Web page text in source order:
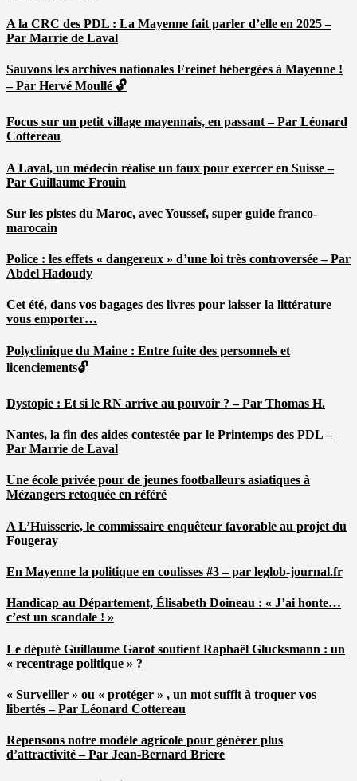
A la CRC des PDL : La Mayenne fait parler d’elle en 2025 –
Par Marrie de Laval
Sauvons les archives nationales Freinet hébergées à Mayenne !
– Par Hervé Moullé 🔓
Focus sur un petit village mayennais, en passant – Par Léonard
Cottereau
A Laval, un médecin réalise un faux pour exercer en Suisse –
Par Guillaume Frouin
Sur les pistes du Maroc, avec Youssef, super guide franco-
marocain
Police : les effets « dangereux » d’une loi très controversée – Par
Abdel Hadoudy
Cet été, dans vos bagages des livres pour laisser la littérature
vous emporter…
Polyclinique du Maine : Entre fuite des personnels et
licenciements🔓
Dystopie : Et si le RN arrive au pouvoir ? – Par Thomas H.
Nantes, la fin des aides contestée par le Printemps des PDL –
Par Marrie de Laval
Une école privée pour de jeunes footballeurs asiatiques à
Mézangers retoquée en référé
A L’Huisserie, le commissaire enquêteur favorable au projet du
Fougeray
En Mayenne la politique en coulisses #3 – par leglob-journal.fr
Handicap au Département, Élisabeth Doineau : « J’ai honte…
c’est un scandale ! »
Le député Guillaume Garot soutient Raphaël Glucksmann : un
« recentrage politique » ?
« Surveiller » ou « protéger » , un mot suffit à troquer vos
libertés – Par Léonard Cottereau
Repensons notre modèle agricole pour générer plus
d’attractivité – Par Jean-Bernard Briere